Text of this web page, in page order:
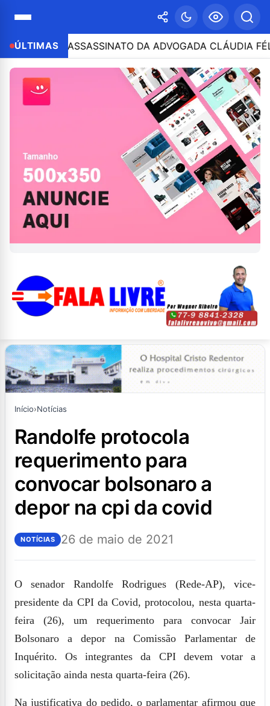
ÚLTIMAS
NO ASSASSINATO DA ADVOGADA CLÁUDIA FÉLIX;
Início›Notícias
randolfe protocola
requerimento para
convocar bolsonaro a
depor na cpi da covid
NOTÍCIAS 26 de maio de 2021
O senador Randolfe Rodrigues (Rede-AP), vice-
presidente da CPI da Covid, protocolou, nesta quarta-
feira (26), um requerimento para convocar Jair
Bolsonaro a depor na Comissão Parlamentar de
Inquérito. Os integrantes da CPI devem votar a
solicitação ainda nesta quarta-feira (26).
Na justificativa do pedido, o parlamentar afirmou que